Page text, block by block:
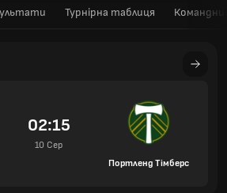
Турнірна таблиця
02:15
10 Сер
Портленд Тімберс